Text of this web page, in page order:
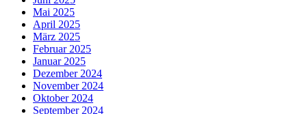
Mai 2025
April 2025
März 2025
Februar 2025
Januar 2025
Dezember 2024
November 2024
Oktober 2024
September 2024